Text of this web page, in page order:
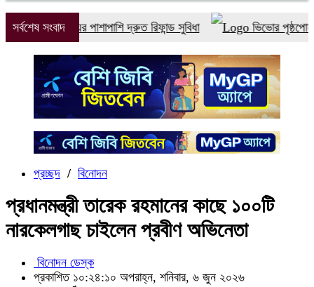
সর্বশেষ সংবাদ
বুকিংয়ের পাশাপাশি দ্রুত রিফান্ড সুবিধা ভিভোর পৃষ্ঠপোষকতায়
প্রচ্ছদ / বিনোদন
প্রধানমন্ত্রী তারেক রহমানের কাছে ১০০টি
নারকেলগাছ চাইলেন প্রবীণ অভিনেতা
বিনোদন ডেস্ক
প্রকাশিত ১০:২৪:১০ অপরাহ্ন, শনিবার, ৬ জুন ২০২৬